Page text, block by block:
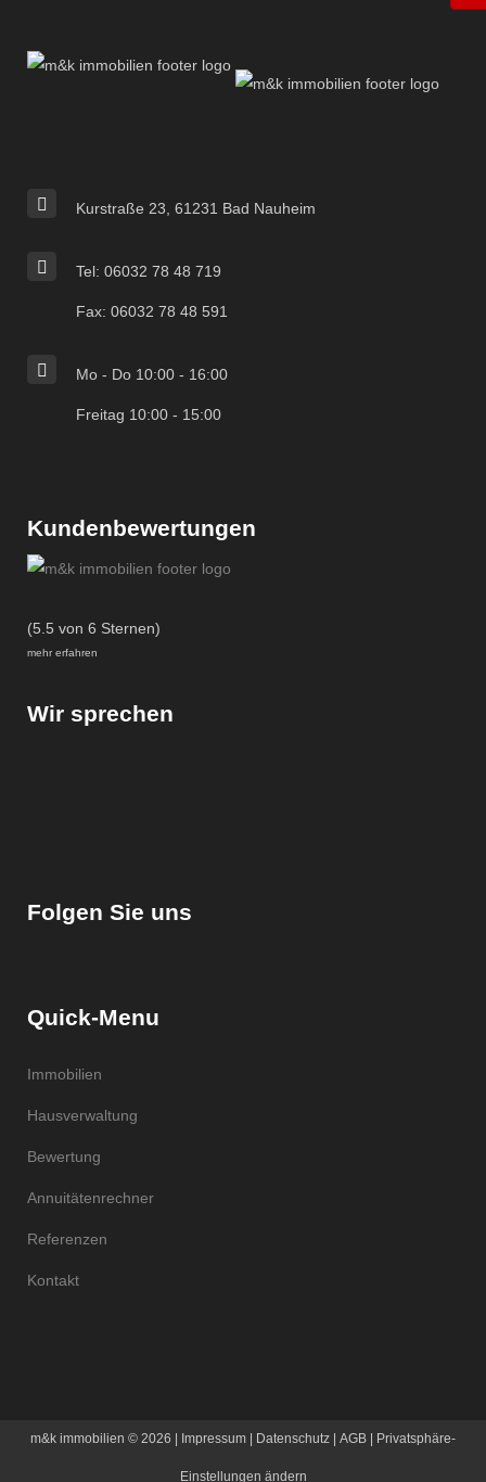
Kurstraße 23, 61231 Bad Nauheim
Tel: 06032 78 48 719
Fax: 06032 78 48 591
Mo - Do 10:00 - 16:00
Freitag 10:00 - 15:00
Kundenbewertungen
(5.5 von 6 Sternen)
mehr erfahren
Wir sprechen
Folgen Sie uns
Quick-Menu
Immobilien
Hausverwaltung
Bewertung
Annuitätenrechner
Referenzen
Kontakt
m&k immobilien © 2026 | Impressum Datenschutz AGB Privatsphäre-
Einstellungen ändern